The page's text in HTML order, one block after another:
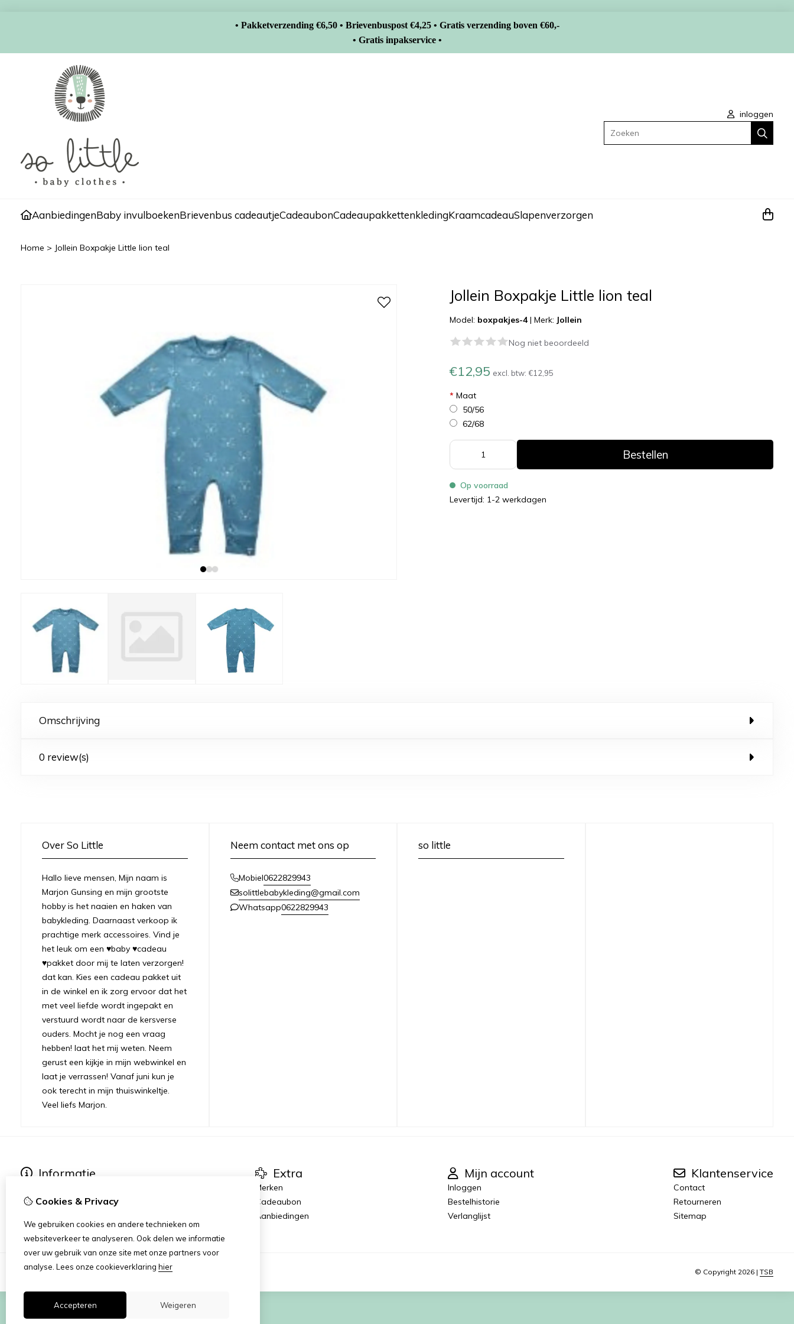
• Pakketverzending €6,50 • Brievenbuspost €4,25 • Gratis verzending boven €60,-
• Gratis inpakservice •
inloggen
Zoeken
AanbiedingenBaby invulboekenBrievenbus cadeautjeCadeaubonCadeaupakkettenkledingKraamcadeauSlapenverzorgen
Home > Jollein Boxpakje Little lion teal
Jollein Boxpakje Little lion teal
Model: boxpakjes-4 |Merk: Jollein
Nog niet beoordeeld
€12,95 excl. btw:€12,95
* Maat
50/56
62/68
Bestellen
Op voorraad
Levertijd: 1-2 werkdagen
Omschrijving
0 review(s)
Over So Little
Hallo lieve mensen, Mijn naam is
Marjon Gunsing en mijn grootste
hobby is het naaien en haken van
babykleding. Daarnaast verkoop ik
prachtige merk accessoires. Vind je
het leuk om een ♥baby ♥cadeau
♥pakket door mij te laten verzorgen!
dat kan. Kies een cadeau pakket uit
in de winkel en ik zorg ervoor dat het
met veel liefde wordt ingepakt en
verstuurd wordt naar de kersverse
ouders. Mocht je nog een vraag
hebben! laat het mij weten. Neem
gerust een kijkje in mijn webwinkel en
laat je verrassen! Vanaf juni kun je
ook terecht in mijn thuiswinkeltje.
Veel liefs Marjon.
Neem contact met ons op
Mobiel0622829943
solittlebabykleding@gmail.com
Whatsapp0622829943
so little
Informatie
Disclaimer
Extra
Merken
Cadeaubon
Aanbiedingen
Mijn account
Inloggen
Bestelhistorie
Verlanglijst
Klantenservice
Contact
Retourneren
Sitemap
© Copyright 2026 | TSB
Cookies & Privacy
We gebruiken cookies en andere technieken om
websiteverkeer te analyseren. Ook delen we informatie
over uw gebruik van onze site met onze partners voor
analyse. Lees onze cookieverklaring hier
Accepteren Weigeren